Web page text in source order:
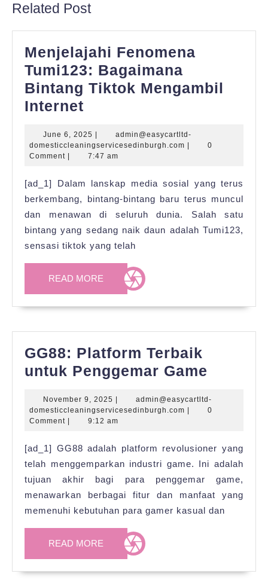
Related Post
Menjelajahi Fenomena
Tumi123: Bagaimana
Bintang Tiktok Mengambil
Internet
Tumi123:
Bagaimana
Bintang
Tiktok
Mengambil
Internet
June 6, 2025 June
6,
2025
admin@easycartltd-
domesticcleaningservicesedinburgh.com admin@easycartltd-
0
Comment
7:47 am
[ad_1] Dalam lanskap media sosial yang terus
berkembang, bintang-bintang baru terus muncul
dan menawan di seluruh dunia. Salah satu
bintang yang sedang naik daun adalah Tumi123,
sensasi tiktok yang telah
READ MORE READ
MORE
GG88: Platform Terbaik
untuk Penggemar Game
Terbaik
Game
November 9, 2025 November
9,
2025
|
admin@easycartltd-
domesticcleaningservicesedinburgh.com admin@easycartltd-
|
0
Comment | 9:12 am
[ad_1] GG88 adalah platform revolusioner yang
telah menggemparkan industri game. Ini adalah
tujuan akhir bagi para penggemar game,
menawarkan berbagai fitur dan manfaat yang
memenuhi kebutuhan para gamer kasual dan
READ MORE READ
MORE